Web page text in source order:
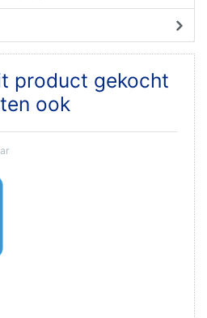
product gekocht
ook